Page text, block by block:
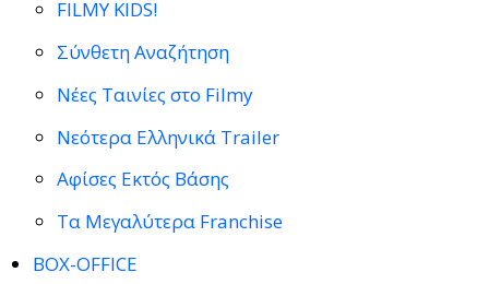
FILMY KIDS!
Σύνθετη Αναζήτηση
Νέες Ταινίες στο Filmy
Νεότερα Ελληνικά Trailer
Αφίσες Εκτός Βάσης
Τα Μεγαλύτερα Franchise
BOX-OFFICE